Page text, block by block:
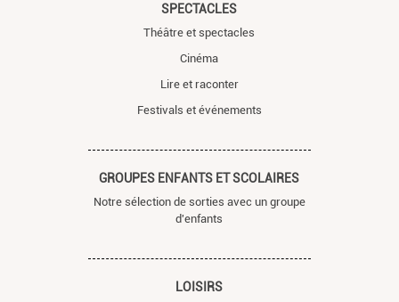
SPECTACLES
Théâtre et spectacles
Cinéma
Lire et raconter
Festivals et événements
GROUPES ENFANTS ET SCOLAIRES
Notre sélection de sorties avec un groupe
d'enfants
LOISIRS